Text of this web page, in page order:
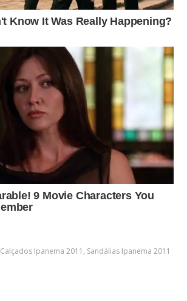
Calçados Ipanema 2011 , Sandálias Ipanema 2011